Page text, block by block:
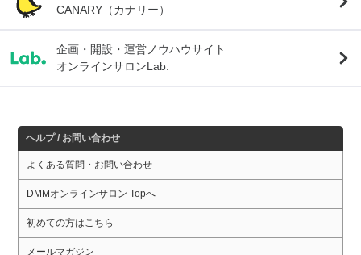
CANARY（カナリー）
企画・開設・運営ノウハウサイト
オンラインサロンLab.
ヘルプ / お問い合わせ
よくある質問・お問い合わせ
DMMオンラインサロン Topへ
初めての方はこちら
メールマガジン